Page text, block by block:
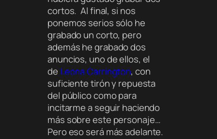
cortos. Al final, si nos
ponemos serios sólo he
grabado un corto, pero
además he grabado dos
anuncios, uno de ellos, el
de Leona Carrington, con
suficiente tirón y repuesta
del público como para
incitarme a seguir haciendo
más sobre este personaje…
Pero eso será más adelante.